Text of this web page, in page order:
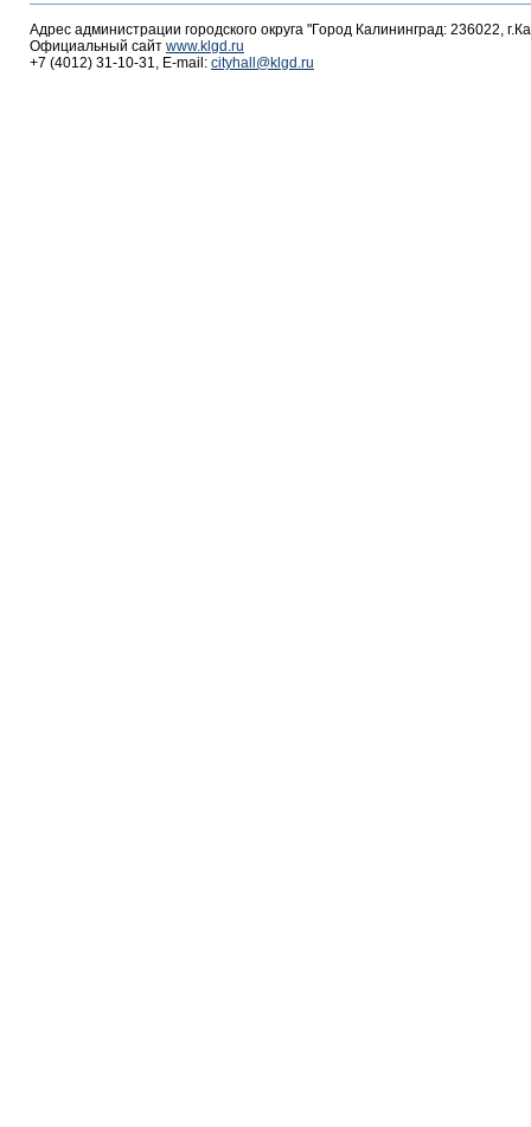
Адрес администрации городского округа "Город Калининград: 236022,
Официальный сайт www.klgd.ru
+7 (4012) 31-10-31, E-mail: cityhall@klgd.ru